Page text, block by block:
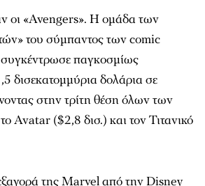
οι «Avengers». Η ομάδα των
του σύμπαντος των comic
παγκοσμίως
δισεκατομμύρια δολάρια σε
στην τρίτη θέση όλων των
Avatar ($2,8 δισ.) και τον Τιτανικό
της Marvel από την Disney